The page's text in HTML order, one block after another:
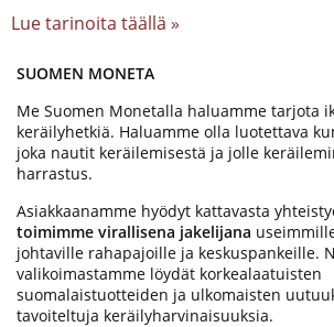
Lue tarinoita täällä »
SUOMEN MONETA
Me Suomen Monetalla haluamme tarjota
keräilyhetkiä. Haluamme olla luotettava
joka nautit keräilemisestä ja jolle
harrastus.
Asiakkaanamme hyödyt kattavasta
toimimme virallisena jakelijana
johtaville rahapajoille ja keskuspankeille.
valikoimastamme löydät korkealaatuisten
suomalaistuotteiden ja ulkomaisten
tavoiteltuja keräilyharvinaisuuksia.